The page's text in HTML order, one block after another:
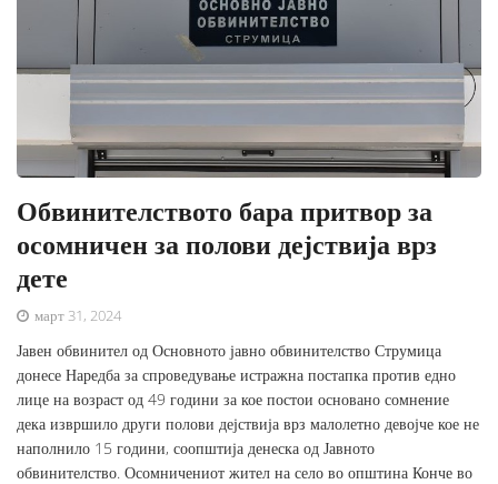
Обвинителството бара притвор за
осомничен за полови дејствија врз
дете
март 31, 2024
Јавен обвинител од Основното јавно обвинителство Струмица
донесе Наредба за спроведување истражна постапка против едно
лице на возраст од 49 години за кое постои основано сомнение
дека извршило други полови дејствија врз малолетно девојче кое не
наполнило 15 години, соопштија денеска од Јавното
обвинителство. Осомничениот жител на село во општина Конче во